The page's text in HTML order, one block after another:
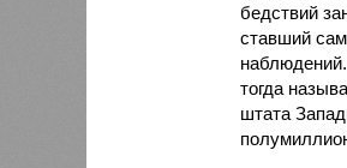
бедствий
ставший
тогда
штата